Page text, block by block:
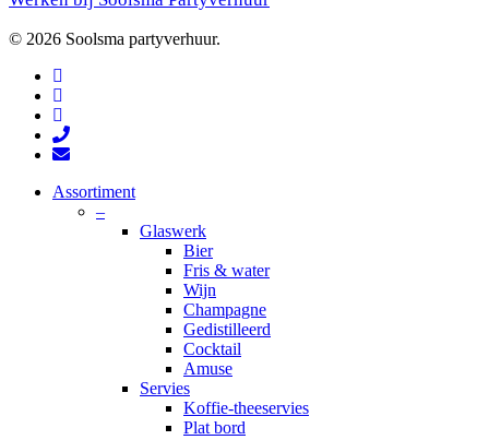
© 2026 Soolsma partyverhuur.
facebook
pinterest
instagram
phone
email
Close
Assortiment
–
Glaswerk
Bier
Fris & water
Wijn
Champagne
Gedistilleerd
Cocktail
Amuse
Servies
Koffie-theeservies
Plat bord